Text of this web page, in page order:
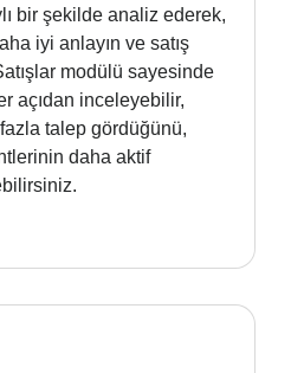
bir şekilde analiz ederek,
iyi anlayın ve satış
modülü sayesinde
açıdan inceleyebilir,
talep gördüğünü,
daha aktif